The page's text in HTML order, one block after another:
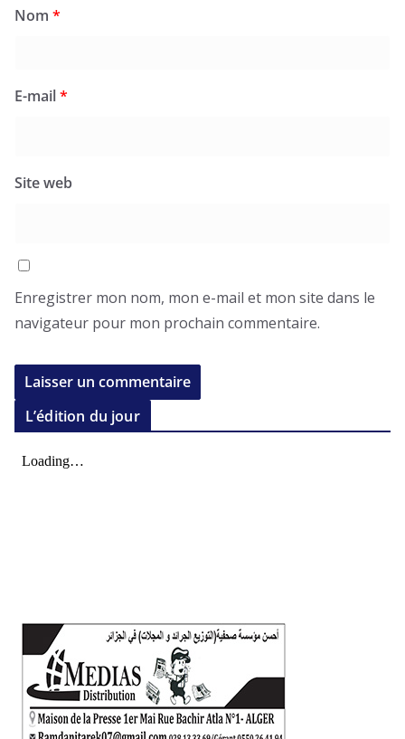
Nom *
E-mail*
Site web
Enregistrer mon nom, mon e-mail et mon site dans le
navigateur pour mon prochain commentaire.
L’édition du jour